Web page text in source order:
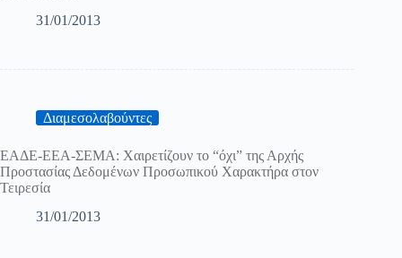
31/01/2013
Διαμεσολαβούντες
ΕΑΔΕ-ΕΕΑ-ΣΕΜΑ: Χαιρετίζουν το “όχι” της Αρχής
Προστασίας Δεδομένων Προσωπικού Χαρακτήρα στον
Τειρεσία
31/01/2013